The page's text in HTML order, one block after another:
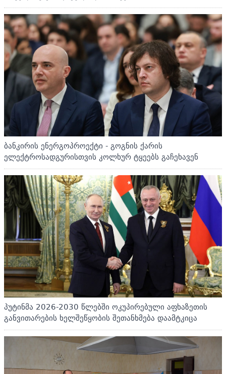
ბანკირის ენერგოპროექტი - გოგნის ქარის
ელექტროსადგურისთვის კოლხურ ტყეებს გაჩეხავენ
პუტინმა 2026-2030 წლებში ოკუპირებული აფხაზეთის
განვითარების ხელშეწყობის შეთანხმება დაამტკიცა